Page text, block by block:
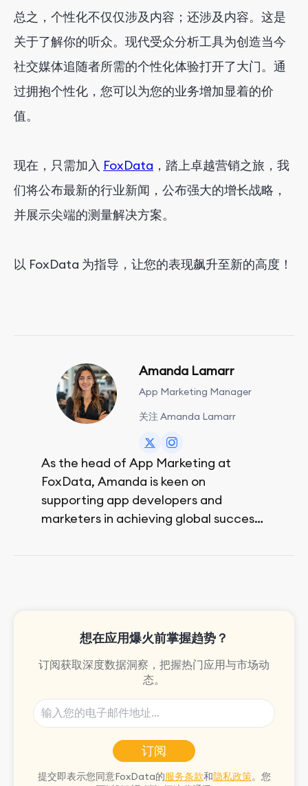
总之，个性化不仅仅涉及内容；还涉及内容。这是
关于了解你的听众。现代受众分析工具为创造当今
社交媒体追随者所需的个性化体验打开了大门。通
过拥抱个性化，您可以为您的业务增加显着的价
值。
现在，只需加入 FoxData ，踏上卓越营销之旅，我
们将公布最新的行业新闻，公布强大的增长战略，
并展示尖端的测量解决方案。
以 FoxData 为指导，让您的表现飙升至新的高度！
Amanda Lamarr
App Marketing Manager
关注 Amanda Lamarr
As the head of App Marketing at
FoxData, Amanda is keen on
supporting app developers and
marketers in achieving global success,
想在应用爆火前掌握趋势？
订阅获取深度数据洞察，把握热门应用与市场动
态。
订阅
提交即表示您同意FoxData的服务条款和隐私政策。您